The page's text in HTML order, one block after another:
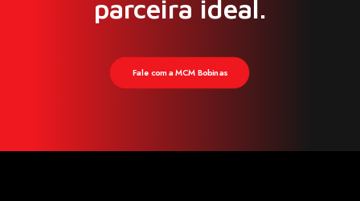
parceira ideal.
Fale com a MCM Bobinas